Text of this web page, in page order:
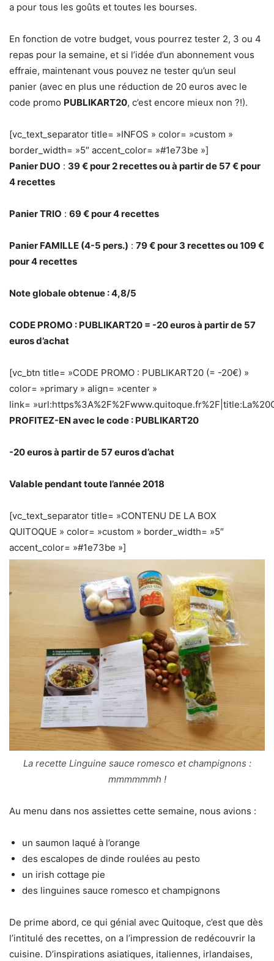
a pour tous les goûts et toutes les bourses.
En fonction de votre budget, vous pourrez tester 2, 3 ou 4
repas pour la semaine, et si l’idée d’un abonnement vous
effraie, maintenant vous pouvez ne tester qu’un seul
panier (avec en plus une réduction de 20 euros avec le
code promo PUBLIKART20, c’est encore mieux non ?!).
[vc_text_separator title= »INFOS » color= »custom »
border_width= »5″ accent_color= »#1e73be »]
Panier DUO : 39 € pour 2 recettes ou à partir de 57 € pour
4 recettes
Panier TRIO : 69 € pour 4 recettes
Panier FAMILLE (4-5 pers.) : 79 € pour 3 recettes ou 109 €
pour 4 recettes
Note globale obtenue : 4,8/5
CODE PROMO : PUBLIKART20 = -20 euros à partir de 57
euros d’achat
[vc_btn title= »CODE PROMO : PUBLIKART20 (= -20€) »
color= »primary » align= »center »
link=
PROFITEZ-EN avec le code : PUBLIKART20
-20 euros à partir de 57 euros d’achat
Valable pendant toute l’année 2018
[vc_text_separator title= »CONTENU DE LA BOX
QUITOQUE » color= »custom » border_width= »5″
accent_color= »#1e73be »]
La recette Linguine sauce romesco et champignons :
mmmmmmh !
Au menu dans nos assiettes cette semaine, nous avions :
un saumon laqué à l’orange
des escalopes de dinde roulées au pesto
un irish cottage pie
des linguines sauce romesco et champignons
De prime abord, ce qui génial avec Quitoque, c’est que dès
l’intitulé des recettes, on a l’impression de redécouvrir la
cuisine. D’inspirations asiatiques, italiennes, irlandaises,